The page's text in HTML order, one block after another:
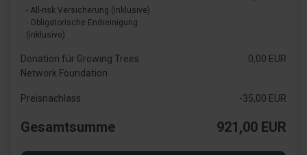
- All-risk Versicherung (inklusive)
- Obligatorische Endreinigung
(inklusive)
Donation für Growing Trees
Network Foundation
0,00 EUR
Preisnachlass -35,00 EUR
Gesamtsumme 921,00 EUR